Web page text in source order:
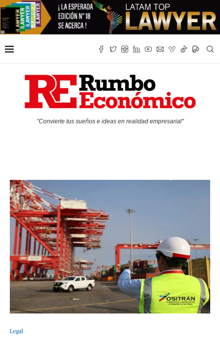
"Convierte tus sueños e ideas en realidad empresarial"
Legal